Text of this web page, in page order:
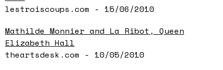
lestroiscoups.com - 15/06/2010
Mathilde Monnier and La Ribot, Queen
Elizabeth Hall
theartsdesk.com - 10/05/2010